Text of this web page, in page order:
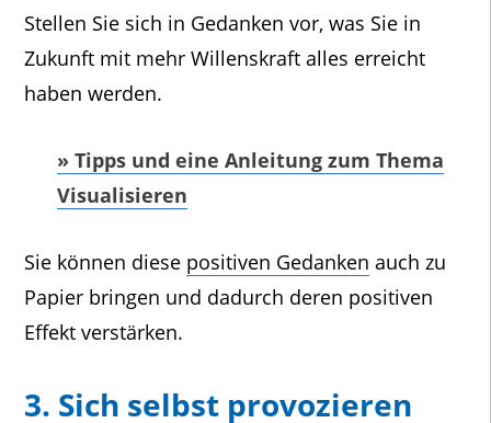
Stellen Sie sich in Gedanken vor, was Sie in
Zukunft mit mehr Willenskraft alles erreicht
haben werden.
» Tipps und eine Anleitung zum Thema
Visualisieren
Sie können diese positiven Gedanken auch zu
Papier bringen und dadurch deren positiven
Effekt verstärken.
3. Sich selbst provozieren